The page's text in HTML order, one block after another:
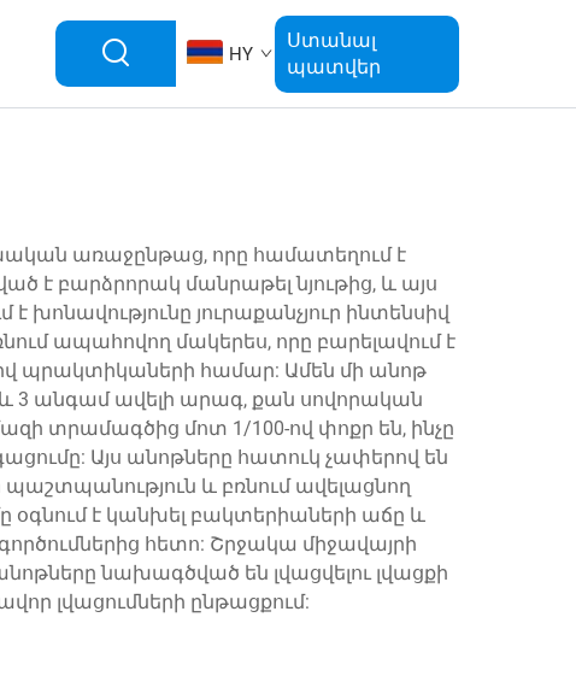
HY
Ստանալ
պատվեր
առաջընթաց, որը համատեղում է
է բարձրորակ մանրաթել նյութից, և այս
յուրաքանչյուր ինտենսիվ
ապահովող մակերես, որը բարելավում է
պրակտիկաների համար: Ամեն մի անոթ
3 անգամ ավելի արագ, քան սովորական
տրամագծից մոտ 1/100-ով փոքր են, ինչը
Այս անոթները հատուկ չափերով են
և բռնում ավելացնող
օգնում է կանխել բակտերիաների աճը և
հետո: Շրջակա միջավայրի
նախագծված են լվացվելու լվացքի
լվացումների ընթացքում: